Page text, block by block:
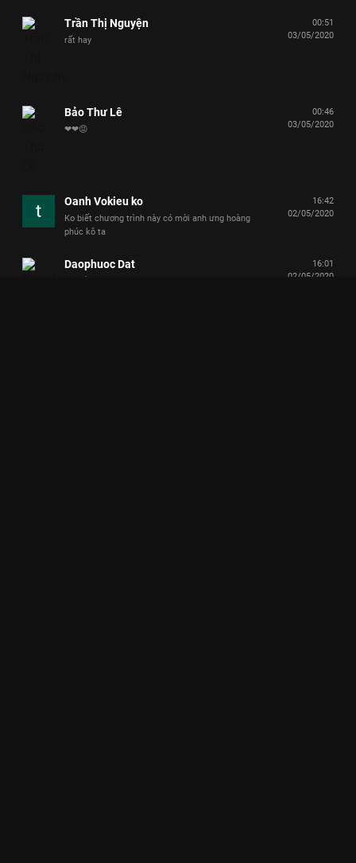
Trần Thị Nguyện
rất hay
00:51
03/05/2020
Bảo Thư Lê
❤❤😡
00:46
03/05/2020
Oanh Vokieu ko
Ko biết chương trình này có mời anh ưng hoàng
phúc kô ta
16:42
02/05/2020
Daophuoc Dat
16:01
02/05/2020